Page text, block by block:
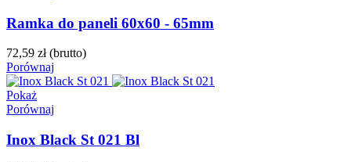
Ramka do paneli 60x60 - 65mm
72,59 zł (brutto)
Porównaj
Pokaż
Porównaj
Inox Black St 021 Bl